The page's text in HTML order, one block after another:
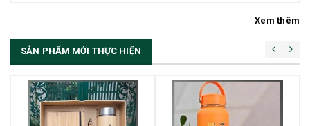
Xem thêm
SẢN PHẨM MỚI THỰC HIỆN